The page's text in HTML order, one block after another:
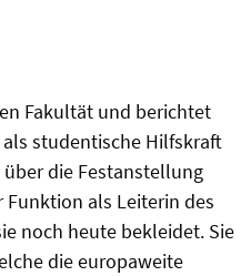
Fakultät und berichtet
studentische Hilfskraft
die Festanstellung
Funktion als Leiterin des
noch heute bekleidet. Sie
die europaweite